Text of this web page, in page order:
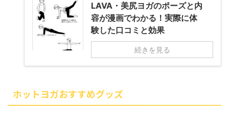
LAVA・美尻ヨガのポーズと内
容が漫画でわかる！実際に体
験した口コミと効果
続きを見る
ホットヨガおすすめグッズ